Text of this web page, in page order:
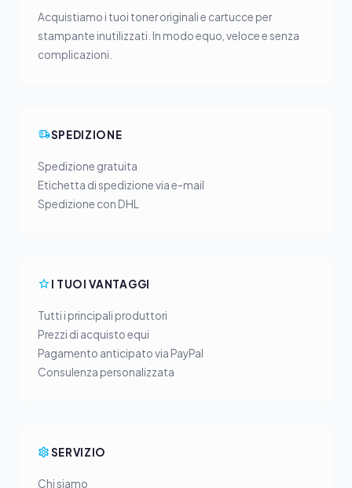
Acquistiamo i tuoi toner originali e cartucce per
stampante inutilizzati. In modo equo, veloce e senza
complicazioni.
SPEDIZIONE
Spedizione gratuita
Etichetta di spedizione via e-mail
Spedizione con DHL
I TUOI VANTAGGI
Tutti i principali produttori
Prezzi di acquisto equi
Pagamento anticipato via PayPal
Consulenza personalizzata
SERVIZIO
Chi siamo